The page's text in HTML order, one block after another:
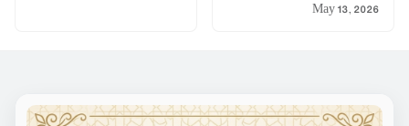
May 13, 2026